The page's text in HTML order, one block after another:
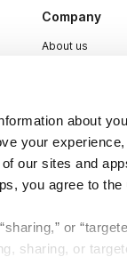
about
your
our sites and
you agree to
or
sharing, or
Company
About us
Contact